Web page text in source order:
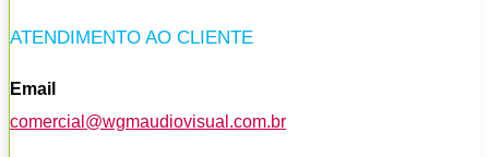
ATENDIMENTO AO CLIENTE
Email
comercial@wgmaudiovisual.com.br